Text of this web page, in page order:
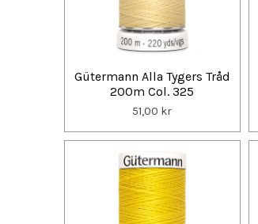
Gütermann Alla Tygers Tråd
200m Col. 325
51,00 kr